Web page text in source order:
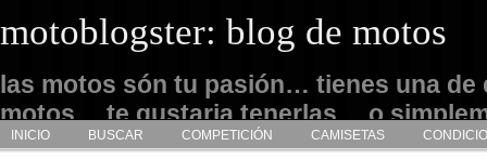
motoblogster: blog de motos
las motos són tu pasión… tienes una de
motos… te gustaria tenerlas… o
admirarlas… este es tu sitio
INICIO BUSCAR COMPETICIÓN CAMISETAS